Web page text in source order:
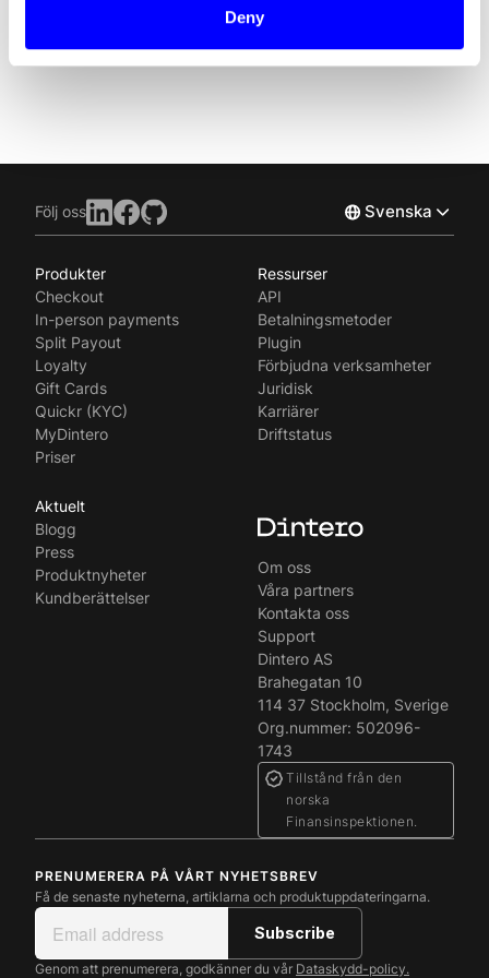
Deny
Tel: +47 986 65 353
Följ oss Svenska
English
Produkter
Checkout
In-person payments
Split Payout
Loyalty
Gift Cards
Quickr (KYC)
MyDintero
Priser
Ressurser
API
Betalningsmetoder
Plugin
Förbjudna verksamheter
Juridisk
Karriärer
Driftstatus
Aktuelt
Blogg
Press
Produktnyheter
Kundberättelser
Om oss
Våra partners
Kontakta oss
Support
Dintero AS
Brahegatan 10
114 37 Stockholm, Sverige
Org.nummer: 502096-
1743
Tillstånd från den
norska
Finansinspektionen.
PRENUMERERA PÅ VÅRT NYHETSBREV
Få de senaste nyheterna, artiklarna och produktuppdateringarna.
Genom att prenumerera, godkänner du vår Dataskydd-policy.